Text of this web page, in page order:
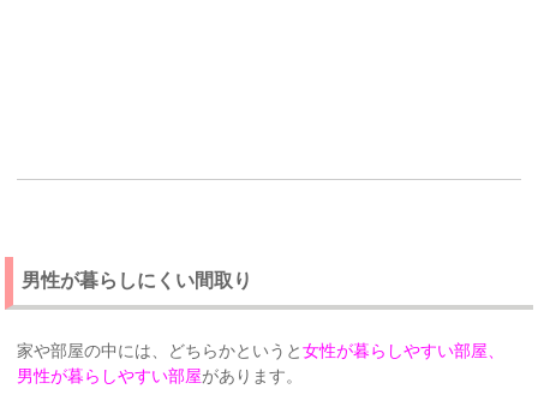
男性が暮らしにくい間取り
家や部屋の中には、どちらかというと女性が暮らしやすい部屋、
男性が暮らしやすい部屋があります。